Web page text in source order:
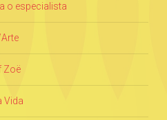
o especialista
Zoë
Vida